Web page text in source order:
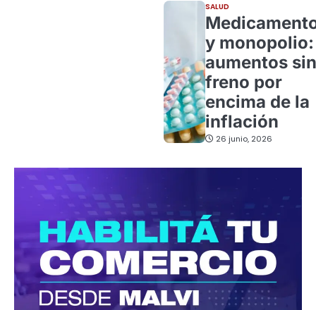
SALUD
y monopolio:
aumentos sin
freno por
encima de la
inflación
26 junio, 2026